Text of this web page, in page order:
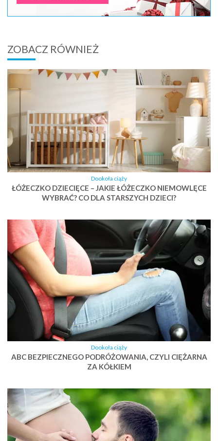
ZOBACZ RÓWNIEŻ
Dookoła ciąży
ŁÓŻECZKO DZIECIĘCE – JAKIE ŁÓŻECZKO NIEMOWLĘCE
WYBRAĆ? CO DLA STARSZYCH DZIECI?
Dookoła ciąży
ABC BEZPIECZNEGO PODRÓŻOWANIA, CZYLI CIĘŻARNA
ZA KÓŁKIEM